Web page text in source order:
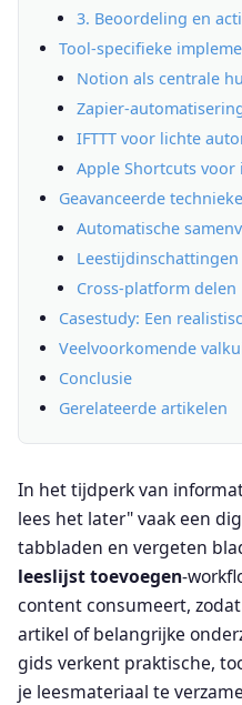
3. Beoordeling en
Tool-specifieke
Notion als centrale
Zapier-
IFTTT voor lichte
Apple Shortcuts voor
Geavanceerde
Automatische
Leestijdinschattingen
Cross-platform delen
Casestudy: Een
Veelvoorkomende
Conclusie
Gerelateerde artikelen
In het tijdperk van
lees het later" vaak een
tabbladen en vergeten
leeslijst toevoegen-
content consumeert,
artikel of belangrijke
gids verkent praktische,
je leesmateriaal te